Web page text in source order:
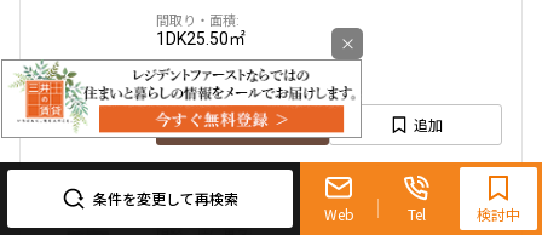
条件を変更して再検索
Web Tel
0120-321-719
9:30~18:00（水曜定休）
検討中
1DK25.50㎡
三井の賃貸
お問合せ 追加
礼金改定
×